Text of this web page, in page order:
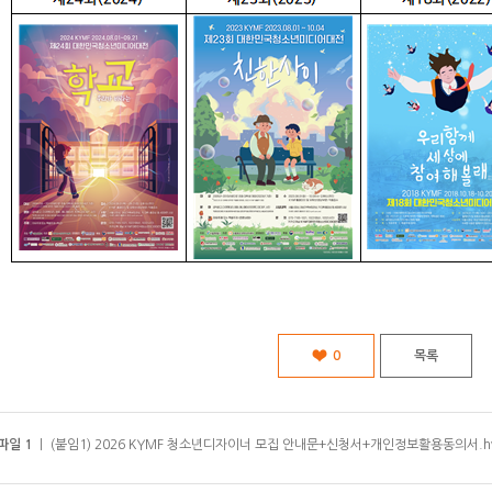
0 목록
일 1 (붙임1) 2026 KYMF 청소년디자이너 모집 안내문+신청서+개인정보활용동의서